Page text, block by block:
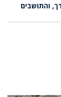
והתושבים